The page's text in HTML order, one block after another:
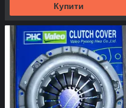
Купити